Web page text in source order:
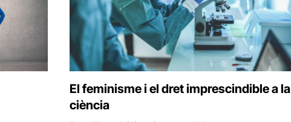
El feminisme i el dret imprescindible a la
ciència